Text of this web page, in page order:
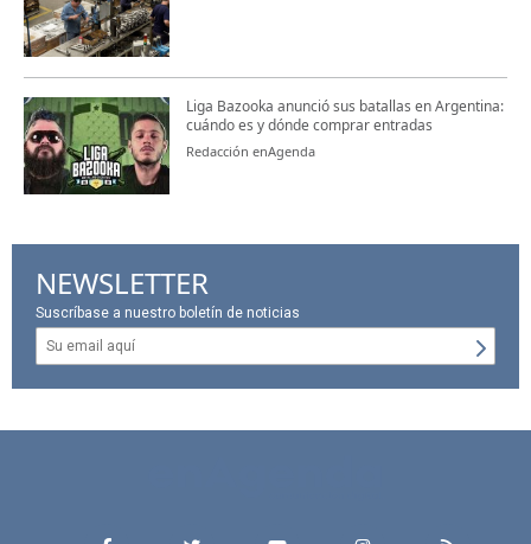
Liga Bazooka anunció sus batallas en Argentina:
cuándo es y dónde comprar entradas
Redacción enAgenda
NEWSLETTER
Suscríbase a nuestro boletín de noticias